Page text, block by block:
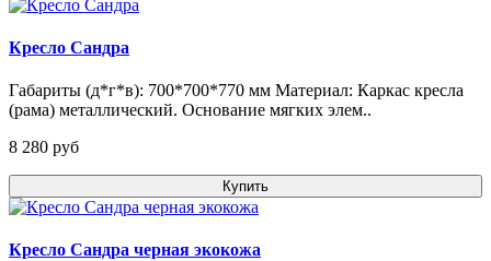
Кресло Сандра
Габариты (д*г*в): 700*700*770 мм Материал: Каркас кресла
(рама) металлический. Основание мягких элем..
8 280 pуб
Купить
Кресло Сандра черная экокожа